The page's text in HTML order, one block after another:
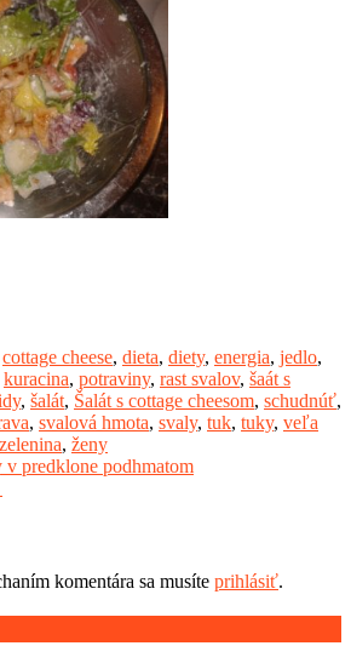
cottage cheese, dieta, diety, energia, jedlo,
kuracina, potraviny, rast svalov, šaát s
, šalát, Šalát s cottage cheesom, schudnúť,
, svalová hmota, svaly, tuk, tuky, veľa
zelenina, ženy
predklone podhmatom
komentára sa musíte prihlásiť.